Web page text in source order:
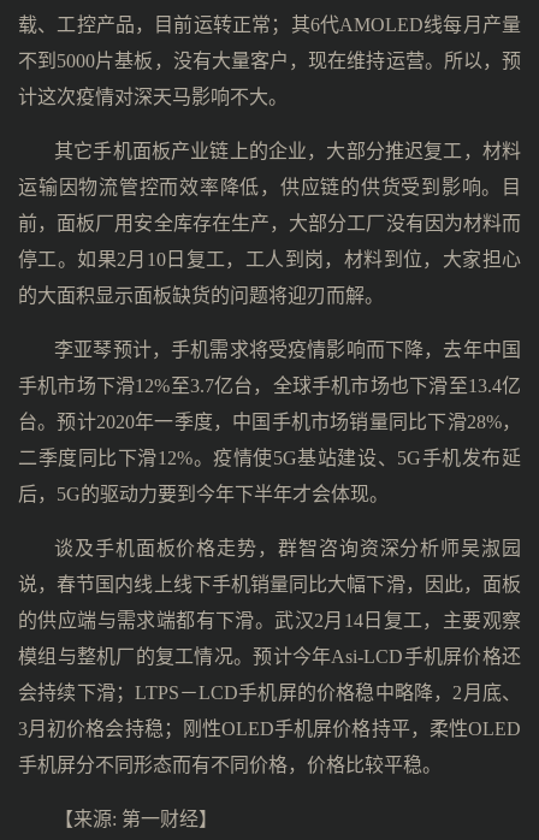
载、工控产品，目前运转正常；其6代AMOLED线每月产量
不到5000片基板，没有大量客户，现在维持运营。所以，预
计这次疫情对深天马影响不大。
其它手机面板产业链上的企业，大部分推迟复工，材料
运输因物流管控而效率降低，供应链的供货受到影响。目
前，面板厂用安全库存在生产，大部分工厂没有因为材料而
停工。如果2月10日复工，工人到岗，材料到位，大家担心
的大面积显示面板缺货的问题将迎刃而解。
李亚琴预计，手机需求将受疫情影响而下降，去年中国
手机市场下滑12%至3.7亿台，全球手机市场也下滑至13.4亿
台。预计2020年一季度，中国手机市场销量同比下滑28%，
二季度同比下滑12%。疫情使5G基站建设、5G手机发布延
后，5G的驱动力要到今年下半年才会体现。
谈及手机面板价格走势，群智咨询资深分析师吴淑园
说，春节国内线上线下手机销量同比大幅下滑，因此，面板
的供应端与需求端都有下滑。武汉2月14日复工，主要观察
模组与整机厂的复工情况。预计今年Asi-LCD手机屏价格还
会持续下滑；LTPS－LCD手机屏的价格稳中略降，2月底、
3月初价格会持稳；刚性OLED手机屏价格持平，柔性OLED
手机屏分不同形态而有不同价格，价格比较平稳。
【来源: 第一财经】